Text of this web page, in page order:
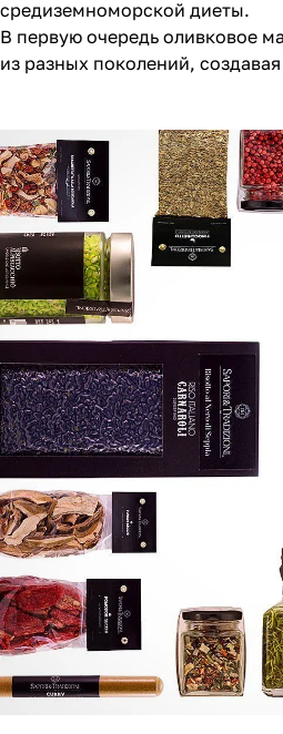
средиземноморской диеты.
В первую очередь оливковое
из разных поколений,